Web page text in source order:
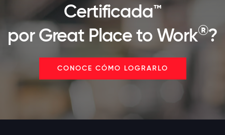
Certificada™
por Great Place to Work®?
CONOCE CÓMO LOGRARLO